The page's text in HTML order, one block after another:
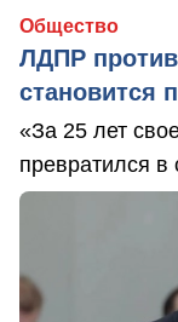
Общество
ЛДПР
становится
«За 25 лет
превратился